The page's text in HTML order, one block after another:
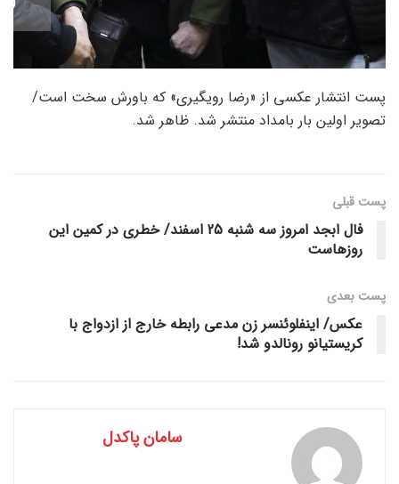
پست انتشار عکسی از «رضا رویگیری» که باورش سخت است/
تصویر اولین بار بامداد منتشر شد. ظاهر شد.
پست قبلی
فال ابجد امروز سه شنبه 25 اسفند/ خطری در کمین این
روزهاست
پست‌ بعدی
عکس/ اینفلوئنسر زن مدعی رابطه خارج از ازدواج با
کریستیانو رونالدو شد!
سامان پاکدل